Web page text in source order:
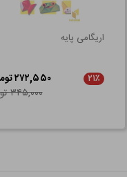
اریگامی پایه
۲۱٪
۲۷۲,۵۵۰ تومان
۳۴۵,۰۰۰ تومان